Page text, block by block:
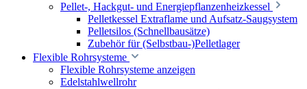
Pellet-, Hackgut- und Energiepflanzenheizkessel
Pelletkessel Extraflame und Aufsatz-Saugsystem
Pelletsilos (Schnellbausätze)
Zubehör für (Selbstbau-)Pelletlager
Flexible Rohrsysteme
Flexible Rohrsysteme anzeigen
Edelstahlwellrohr